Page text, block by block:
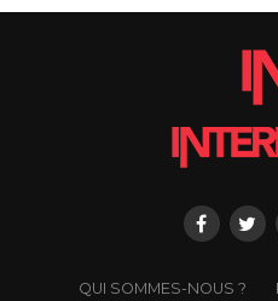
QUI SOMMES-NOUS ?